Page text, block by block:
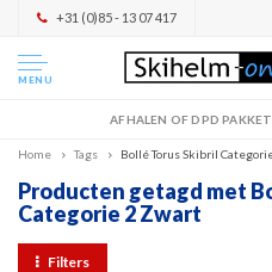
+31 (0)85 - 13 07 417
MENU
AFHALEN OF DPD
Home Tags Bollé Torus Skibril
Producten getagd met
Categorie 2 Zwart
Filters